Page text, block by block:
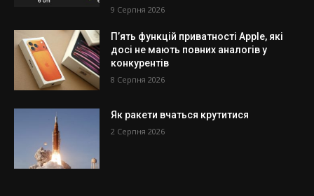
9 Серпня 2026
П’ять функцій приватності Apple, які
досі не мають повних аналогів у
конкурентів
8 Серпня 2026
Як ракети вчаться крутитися
2 Серпня 2026